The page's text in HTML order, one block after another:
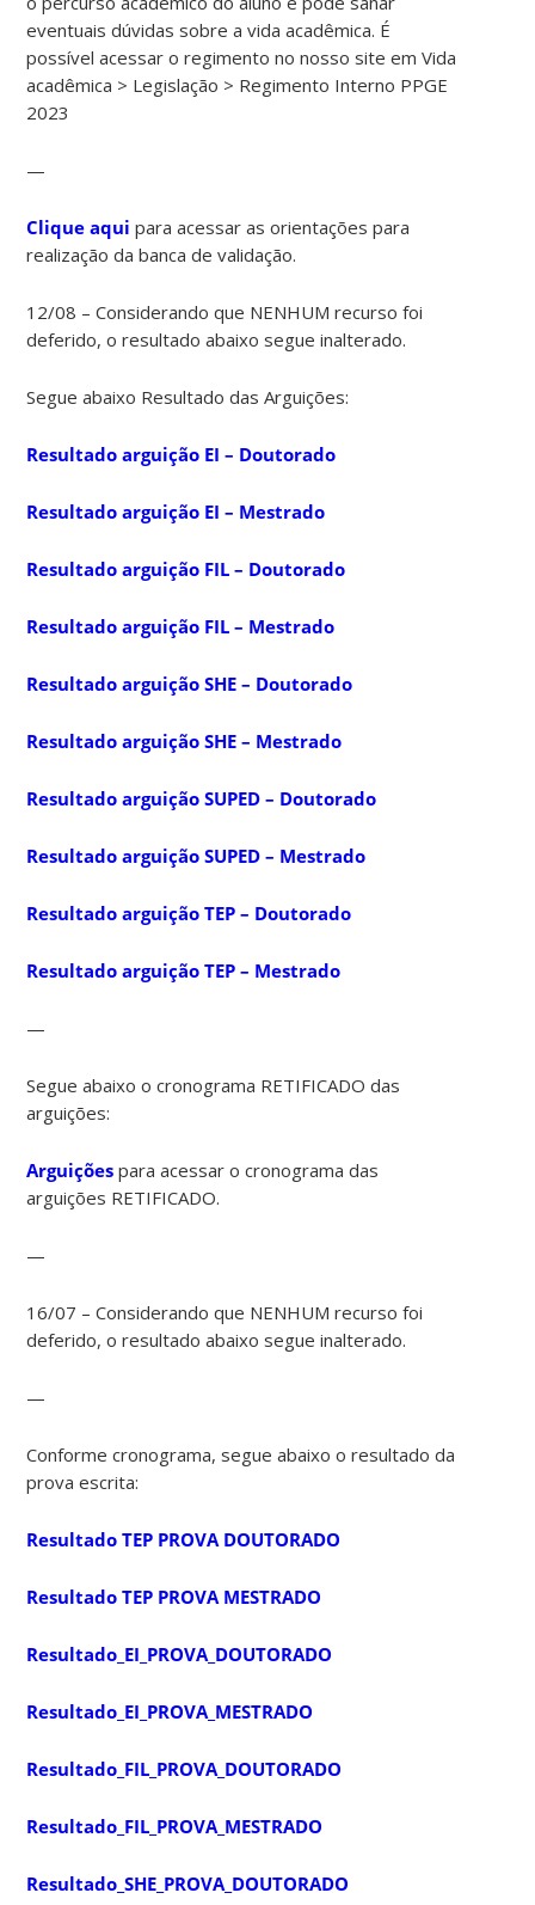
eventuais dúvidas sobre a vida acadêmica. É
possível acessar o regimento no nosso site em Vida
acadêmica > Legislação > Regimento Interno PPGE
2023
—
Clique aqui para acessar as orientações para
realização da banca de validação.
12/08 – Considerando que NENHUM recurso foi
deferido, o resultado abaixo segue inalterado.
Segue abaixo Resultado das Arguições:
Resultado arguição EI – Doutorado
Resultado arguição EI – Mestrado
Resultado arguição FIL – Doutorado
Resultado arguição FIL – Mestrado
Resultado arguição SHE – Doutorado
Resultado arguição SHE – Mestrado
Resultado arguição SUPED – Doutorado
Resultado arguição SUPED – Mestrado
Resultado arguição TEP – Doutorado
Resultado arguição TEP – Mestrado
—
Segue abaixo o cronograma RETIFICADO das
arguições:
Arguições para acessar o cronograma das
arguições RETIFICADO.
—
16/07 – Considerando que NENHUM recurso foi
deferido, o resultado abaixo segue inalterado.
—
Conforme cronograma, segue abaixo o resultado da
prova escrita:
Resultado TEP PROVA DOUTORADO
Resultado TEP PROVA MESTRADO
Resultado_EI_PROVA_DOUTORADO
Resultado_EI_PROVA_MESTRADO
Resultado_FIL_PROVA_DOUTORADO
Resultado_FIL_PROVA_MESTRADO
Resultado_SHE_PROVA_DOUTORADO